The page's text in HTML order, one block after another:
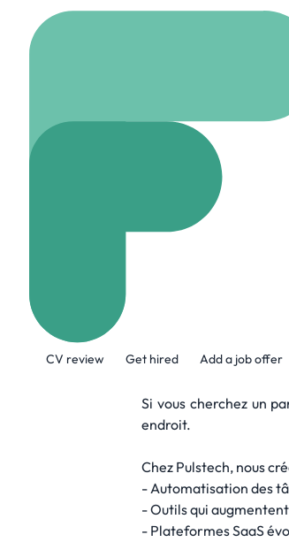
CV review Get hired Add a job offer
Pulstech – Le Pouls de
Si vous cherchez un
endroit.
Chez Pulstech, nous
- Automatisation des
- Outils qui
- Plateformes SaaS